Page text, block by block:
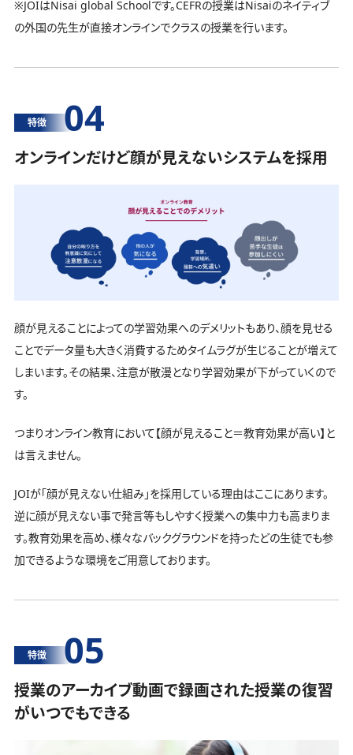
※JOIはNisai global Schoolです。CEFRの授業はNisaiのネイティブ
の外国の先生が直接オンラインでクラスの授業を行います。
特徴 04
オンラインだけど顔が見えないシステムを採用
顔が見えることによっての学習効果へのデメリットもあり、顔を見せる
ことでデータ量も大きく消費するためタイムラグが生じることが増えて
しまいます。その結果、注意が散漫となり学習効果が下がっていくので
す。
つまりオンライン教育において【顔が見えること＝教育効果が高い】と
は言えません。
JOIが「顔が見えない仕組み」を採用している理由はここにあります。
逆に顔が見えない事で発言等もしやすく授業への集中力も高まりま
す。教育効果を高め、様々なバックグラウンドを持ったどの生徒でも参
加できるような環境をご用意しております。
特徴 05
授業のアーカイブ動画で録画された授業の復習
がいつでもできる